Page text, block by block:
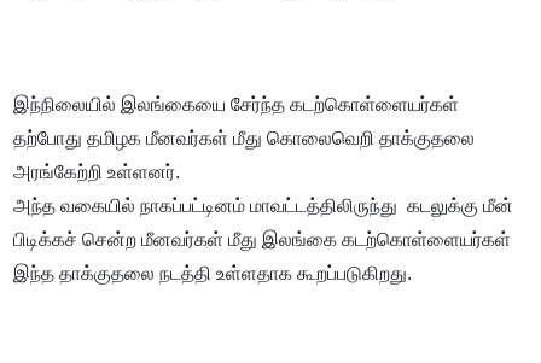
இந்நிலையில் இலங்கையை சேர்ந்த கடற்கொள்ளையர்கள்
தற்போது தமிழக மீனவர்கள் மீது கொலைவெறி தாக்குதலை
அரங்கேற்றி உள்ளனர்.
அந்த வகையில் நாகப்பட்டினம் மாவட்டத்திலிருந்து கடலுக்கு மீன்
பிடிக்கச் சென்ற மீனவர்கள் மீது இலங்கை கடற்கொள்ளையர்கள்
இந்த தாக்குதலை நடத்தி உள்ளதாக கூறப்படுகிறது.